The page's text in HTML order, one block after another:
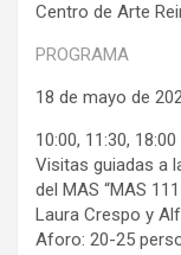
Centro de Arte
PROGRAMA
18 de mayo de
10:00, 11:30,
Visitas guiadas a
del MAS “MAS
Laura Crespo y
Aforo: 20-25